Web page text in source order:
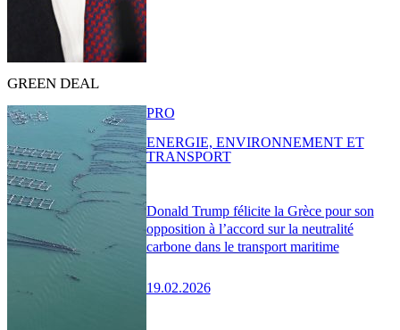
GREEN DEAL
Donald Trump félicite la Grèce pour son
opposition à l’accord sur la neutralité
carbone dans le transport maritime
19.02.2026
PRO
ENERGIE, ENVIRONNEMENT ET
TRANSPORT